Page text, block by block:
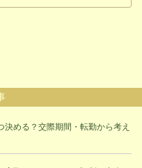
決める？交際期間・転勤から考え